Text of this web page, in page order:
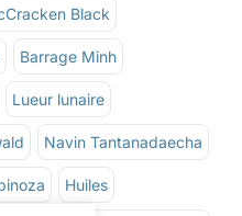
Black
Barrage Minh
Lueur lunaire
Navin Tantanadaecha
Huiles